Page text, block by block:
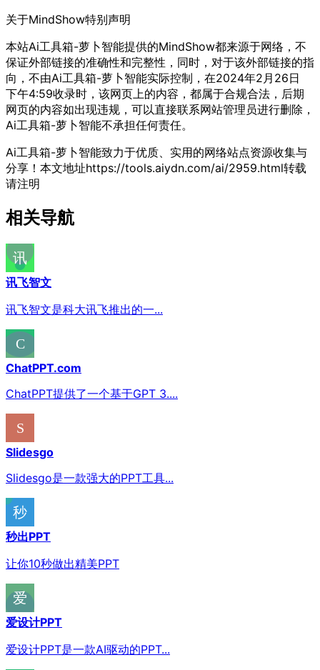
关于MindShow特别声明
本站Ai工具箱-萝卜智能提供的MindShow都来源于网络，不
保证外部链接的准确性和完整性，同时，对于该外部链接的指
向，不由Ai工具箱-萝卜智能实际控制，在2024年2月26日
下午4:59收录时，该网页上的内容，都属于合规合法，后期
网页的内容如出现违规，可以直接联系网站管理员进行删除，
Ai工具箱-萝卜智能不承担任何责任。
Ai工具箱-萝卜智能致力于优质、实用的网络站点资源收集与
分享！ 本文地址https://tools.aiydn.com/ai/2959.html转载
请注明
相关导航
讯飞智文
讯飞智文是科大讯飞推出的一...
ChatPPT.com
ChatPPT提供了一个基于GPT 3....
Slidesgo
Slidesgo是一款强大的PPT工具...
秒出PPT
让你10秒做出精美PPT
爱设计PPT
爱设计PPT是一款AI驱动的PPT...